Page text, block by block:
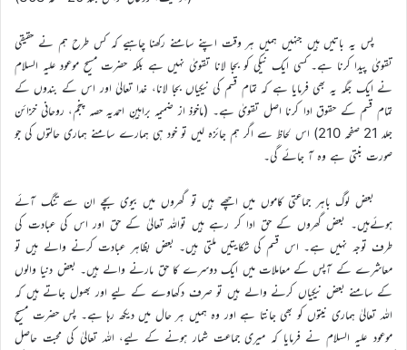
پس یہ باتیں ہیں جنہیں ہمیں ہر وقت اپنے سامنے رکھنا چاہیے کہ کس طرح ہم نے حقیقی
تقویٰ پیدا کرنا ہے۔ کسی ایک نیکی کو بجا لانا تقویٰ نہیں ہے بلکہ حضرت مسیح موعود علیہ السلام
نے ایک جگہ یہ بھی فرمایا ہے کہ تمام قسم کی نیکیاں بجا لانا، خدا تعالیٰ اور اس کے بندوں کے
تمام قسم کے حقوق ادا کرنا اصل تقویٰ ہے۔ (ماخوذ از ضمیمہ براہینِ احمدیہ حصہ پنجم، روحانی خزائن
جلد 21 صفحہ 210) اس لحاظ سے اگر ہم جائزہ لیں تو خود ہی ہمارے سامنے ہماری حالتوں کی جو
صورت بنتی ہے وہ آ جائے گی۔
بعض لوگ باہر جماعتی کاموں میں اچھے ہیں تو گھروں میں بیوی بچے ان سے تنگ آئے
ہوئےہیں۔ بعض گھروں کے حق ادا کر رہے ہیں تواللہ تعالیٰ کے حق اور اس کی عبادت کی
طرف توجہ نہیں ہے۔ اس قسم کی شکایتیں ملتی ہیں۔ بعض بظاہر عبادت کرنے والے ہیں تو
معاشرے کے آپس کے معاملات میں ایک دوسرے کا حق مارنے والے ہیں۔ بعض دنیا والوں
کے سامنے بعض نیکیاں کرنے والے ہیں تو صرف دکھاوے کے لیے اور بھول جاتے ہیں کہ
اللہ تعالیٰ ہماری نیتوں کو بھی جانتا ہے اور وہ ہمیں ہر حال میں دیکھ رہا ہے۔ پس حضرت مسیح
موعود علیہ السلام نے فرمایا کہ میری جماعت شمار ہونے کے لیے، اللہ تعالیٰ کی محبت حاصل